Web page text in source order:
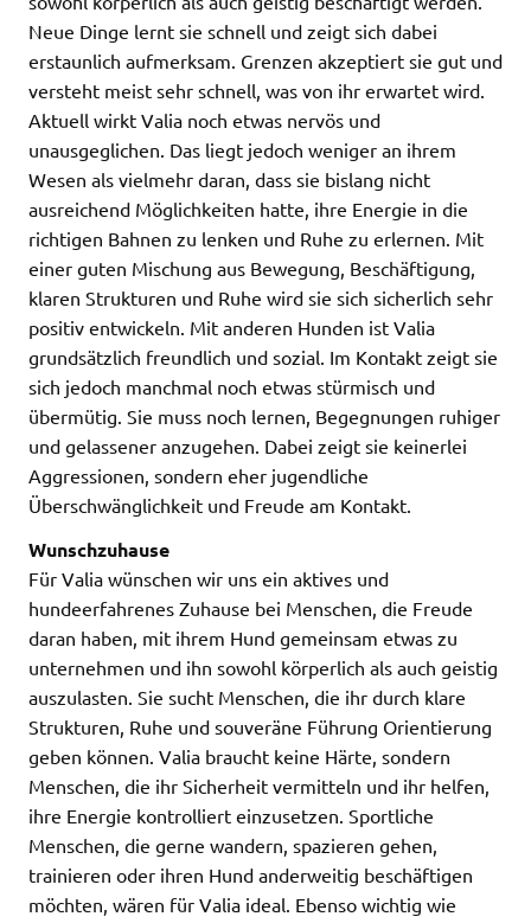
Neue Dinge lernt sie schnell und zeigt sich dabei
erstaunlich aufmerksam. Grenzen akzeptiert sie gut und
versteht meist sehr schnell, was von ihr erwartet wird.
Aktuell wirkt Valia noch etwas nervös und
unausgeglichen. Das liegt jedoch weniger an ihrem
Wesen als vielmehr daran, dass sie bislang nicht
ausreichend Möglichkeiten hatte, ihre Energie in die
richtigen Bahnen zu lenken und Ruhe zu erlernen. Mit
einer guten Mischung aus Bewegung, Beschäftigung,
klaren Strukturen und Ruhe wird sie sich sicherlich sehr
positiv entwickeln. Mit anderen Hunden ist Valia
grundsätzlich freundlich und sozial. Im Kontakt zeigt sie
sich jedoch manchmal noch etwas stürmisch und
übermütig. Sie muss noch lernen, Begegnungen ruhiger
und gelassener anzugehen. Dabei zeigt sie keinerlei
Aggressionen, sondern eher jugendliche
Überschwänglichkeit und Freude am Kontakt.
Wunschzuhause
Für Valia wünschen wir uns ein aktives und
hundeerfahrenes Zuhause bei Menschen, die Freude
daran haben, mit ihrem Hund gemeinsam etwas zu
unternehmen und ihn sowohl körperlich als auch geistig
auszulasten. Sie sucht Menschen, die ihr durch klare
Strukturen, Ruhe und souveräne Führung Orientierung
geben können. Valia braucht keine Härte, sondern
Menschen, die ihr Sicherheit vermitteln und ihr helfen,
ihre Energie kontrolliert einzusetzen. Sportliche
Menschen, die gerne wandern, spazieren gehen,
trainieren oder ihren Hund anderweitig beschäftigen
möchten, wären für Valia ideal. Ebenso wichtig wie